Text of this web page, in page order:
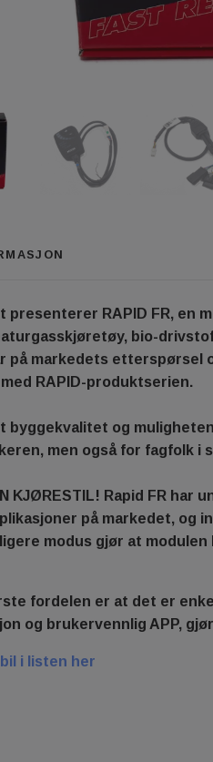
presenterer RAPID FR, en
bio-
på markedets etterspørsel
RAPID-produktserien.
byggekvalitet og
men også for fagfolk i
KJØRESTIL! Rapid FR har
på markedet, og
modus gjør at
fordelen er at det er
og brukervennlig APP,
i listen her